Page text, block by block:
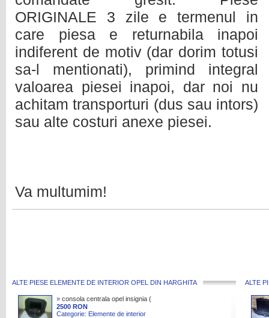
ORIGINALE 3 zile e termenul in
care piesa e returnabila inapoi
indiferent de motiv (dar dorim totusi
sa-l mentionati), primind integral
valoarea piesei inapoi, dar noi nu
achitam transporturi (dus sau intors)
sau alte costuri anexe piesei.
Va multumim!
ALTE PIESE ELEMENTE DE INTERIOR OPEL DIN HARGHITA
» consola centrala opel insignia (
display, panou radio si clima, butoane )
2500 RON
Categorie: Elemente de interior
ALTE